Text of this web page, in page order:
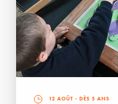
12 AOÛT - DÈS 5 ANS